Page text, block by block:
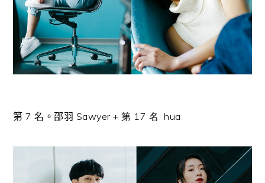
第 7名。邵羽 Sawyer + 第 17 名 hua